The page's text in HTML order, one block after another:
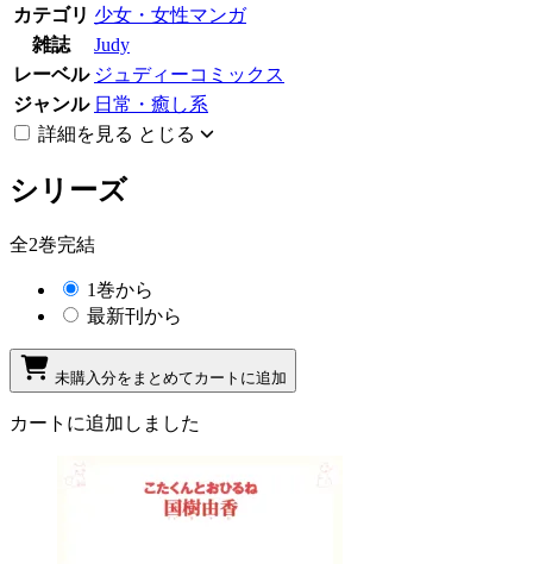
カテゴリ 少女・女性マンガ
雑誌
Judy
レーベル ジュディーコミックス
ジャンル 日常・癒し系
詳細を見る とじる
シリーズ
全2巻完結
1巻から
最新刊から
未購入分をまとめてカートに追加
カートに追加しました